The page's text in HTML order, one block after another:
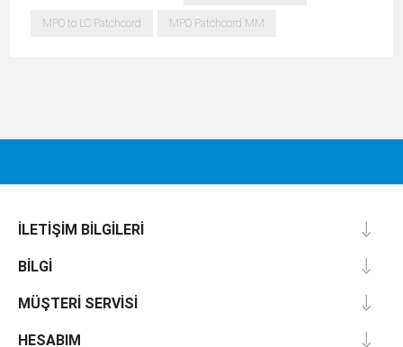
MPO to LC Patchcord MPO Patchcord MM
İLETIŞIM BILGILERI
BILGI
MÜŞTERI SERVISI
HESABIM